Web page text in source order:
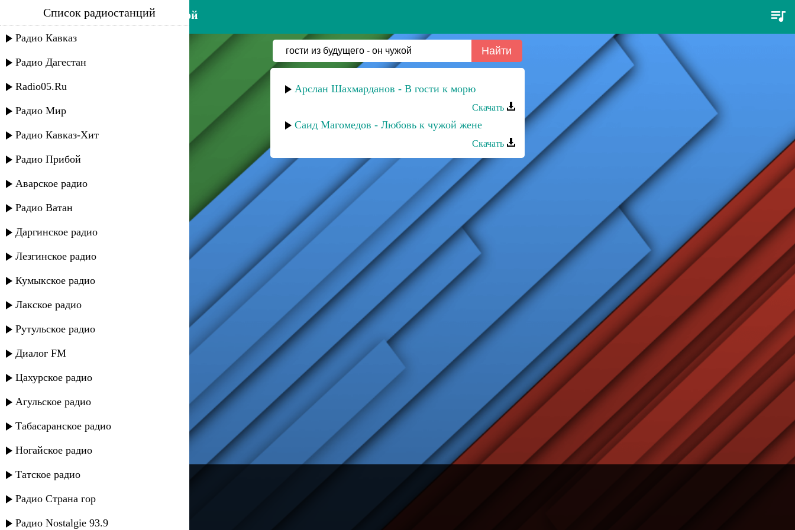
гости из будущего - он чужой
Список радиостанций
Радио Кавказ
Радио Дагестан
Radio05.Ru
Радио Мир
Радио Кавказ-Хит
Радио Прибой
Аварское радио
Радио Ватан
Даргинское радио
Лезгинское радио
Кумыкское радио
Лакское радио
Рутульское радио
Диалог FM
Цахурское радио
Агульское радио
Табасаранское радио
Ногайское радио
Татское радио
Радио Страна гор
Радио Nostalgie 93.9
Арслан Шахмарданов - В гости к морю
Скачать
Саид Магомедов - Любовь к чужой жене
Скачать
---
Русское радио